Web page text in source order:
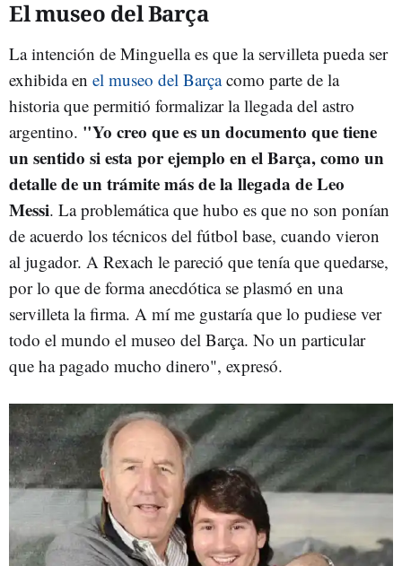
El museo del Barça
La intención de Minguella es que la servilleta pueda ser
exhibida en el museo del Barçacomo parte de la
historia que permitió formalizar la llegada del astro
argentino. "Yo creo que es un documento que tiene
un sentido si esta por ejemplo en el Barça, como un
detalle de un trámite más de la llegada de Leo
Messi. La problemática que hubo es que no son ponían
de acuerdo los técnicos del fútbol base, cuando vieron
al jugador. A Rexach le pareció que tenía que quedarse,
por lo que de forma anecdótica se plasmó en una
servilleta la firma. A mí me gustaría que lo pudiese ver
todo el mundo el museo del Barça. No un particular
que ha pagado mucho dinero", expresó.